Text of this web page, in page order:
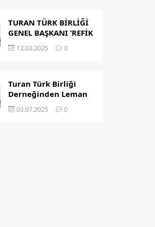
TURAN TÜRK BİRLİĞİ
GENEL BAŞKANI ‘REFİK
KAPLAN’ OLDU
12.03.2025 0
Turan Türk Birliği
Derneğinden Leman
Dergisi’nin
Peygamber
03.07.2025 0